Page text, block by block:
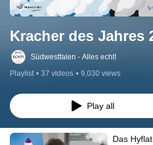
Kracher des Jahres
Südwestfalen - Alles echt!
Playlist • 37 videos • 9,030 views
Play all
Das